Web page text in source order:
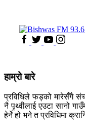
हाम्रो बारे
प्रविधिले फड्को मारेसँगै
नै पृथ्वीलाई एउटा सानो
हेर्ने हो भने त प्रविधिमा